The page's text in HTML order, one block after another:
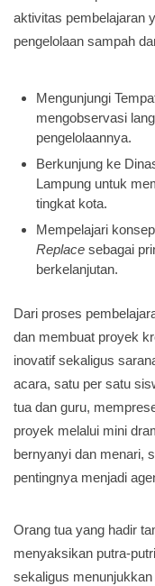
aktivitas pembelajaran
pengelolaan sampah
Mengunjungi
mengobservasi
pengelolaannya.
Berkunjung ke
Lampung untuk
tingkat kota.
Mempelajari
Replace sebagai
berkelanjutan.
Dari proses
dan membuat proyek
inovatif sekaligus
acara, satu per satu
tua dan guru,
proyek melalui mini
bernyanyi dan menari,
pentingnya menjadi
Orang tua yang hadir
menyaksikan putra-
sekaligus